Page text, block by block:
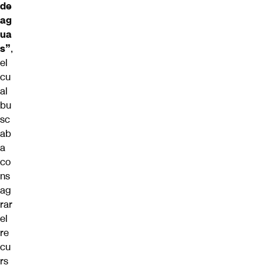
de
ag
ua
s”,
el
cu
al
bu
sc
ab
a
co
ns
ag
rar
el
re
cu
rs